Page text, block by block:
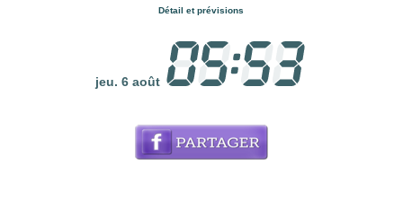
Détail et prévisions
jeu. 6 août